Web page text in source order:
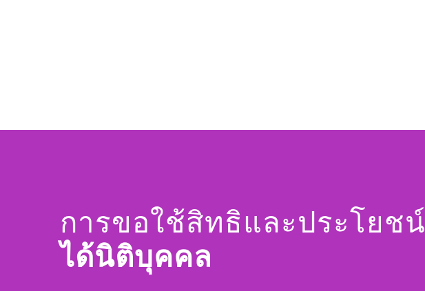
การขอใช้สิทธิและประโยชน์
ได้นิติบุคคล